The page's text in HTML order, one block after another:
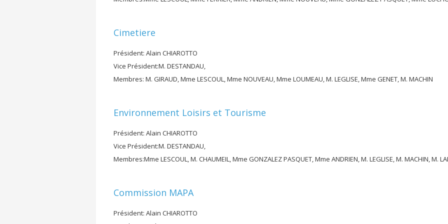
Cimetiere
Président: Alain CHIAROTTO
Vice Président:M. DESTANDAU,
Membres: M. GIRAUD, Mme LESCOUL, Mme NOUVEAU, Mme LOUMEAU, M. LEGLISE, Mme GENET, M. MACHIN
Environnement Loisirs et Tourisme
Président: Alain CHIAROTTO
Vice Président:M. DESTANDAU,
Membres:Mme LESCOUL, M. CHAUMEIL, Mme GONZALEZ PASQUET, Mme ANDRIEN, M. LEGLISE, M. MACHIN, M.
Commission MAPA
Président: Alain CHIAROTTO